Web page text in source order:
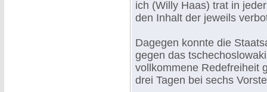
ich (Willy Haas) trat in
den Inhalt der jeweils
Dagegen konnte die
gegen das
vollkommene Redefreiheit
drei Tagen bei sechs